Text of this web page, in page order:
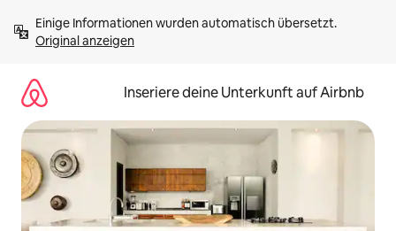
Inhalten
springenOriginal anzeigen
Inseriere deine Unterkunft auf Airbnb